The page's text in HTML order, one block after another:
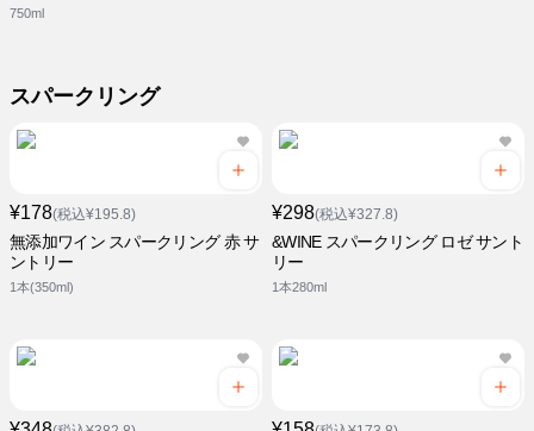
750ml
スパークリング
¥178(税込¥195.8)
無添加ワイン スパークリング 赤 サ
ントリー
1本(350ml)
¥298(税込¥327.8)
&WINE スパークリング ロゼ サント
リー
1本280ml